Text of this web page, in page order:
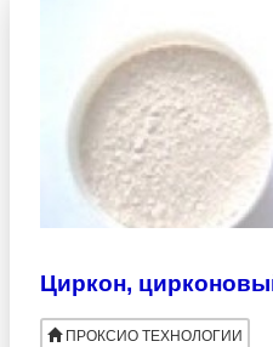
ПРОКСИО ТЕХНОЛОГИИ